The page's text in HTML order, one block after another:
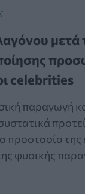
μετά
celebrities
παραγωγή
προστασία της
φυσικής